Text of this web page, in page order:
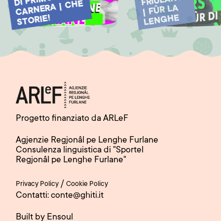
CARNERA | CHÊ
STORIE!
| FÛR LA
LENGHE
Progetto finanziato da ARLeF
Agjenzie Regjonâl pe Lenghe Furlane
Consulenza linguistica di "Sportel
Regjonâl pe Lenghe Furlane"
Privacy Policy / Cookie Policy
Contatti: conte@ghiti.it
Built by Ensoul